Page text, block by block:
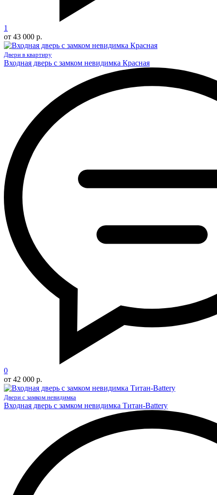
1
от 43 000 р.
Двери в квартиру
Входная дверь с замком невидимка Красная
0
от 42 000 р.
Двери с замком невидимка
Входная дверь с замком невидимка Титан-Battery